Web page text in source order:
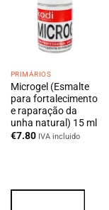
PRIMÁRIOS
Microgel (Esmalte
para fortalecimento
e raparação da
unha natural) 15 ml
€7.80 IVA incluido